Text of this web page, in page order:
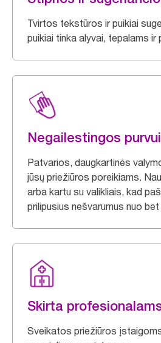
Tvirtos tekstūros ir puikiai
puikiai tinka alyvai, tepalams ir
Negailestingos purvui
Patvarios, daugkartinės
jūsų priežiūros poreikiams.
arba kartu su valikliais, kad
prilipusius nešvarumus nuo
Skirta
Sveikatos priežiūros